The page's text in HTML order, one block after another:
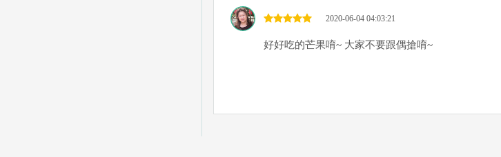
2020-06-04 04:03:21
好好吃的芒果唷~ 大家不要跟偶搶唷~